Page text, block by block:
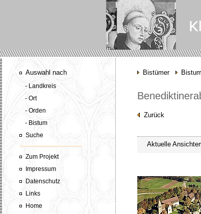
Auswahl nach
- Landkreis
- Ort
- Orden
- Bistum
Suche
Zum Projekt
Impressum
Datenschutz
Links
Home
Bistümer
Zurück
Aktuelle